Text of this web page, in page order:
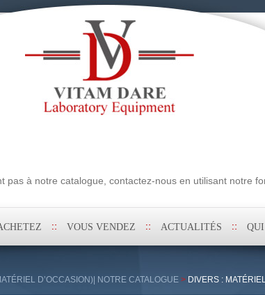
pas à notre catalogue, contactez-nous en utilisant notre
VOUS VENDEZ ACTUALITÉS
D’OCCASION)| NOTRE CATALOGUE > DIVERS :